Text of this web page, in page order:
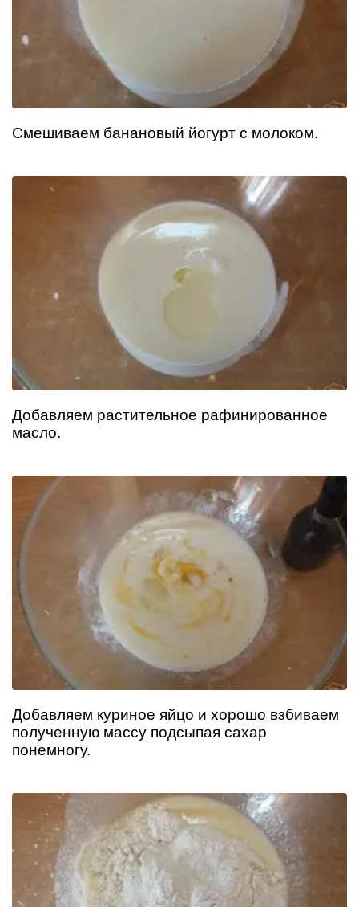
Смешиваем банановый йогурт с молоком.
Добавляем растительное рафинированное
масло.
Добавляем куриное яйцо и хорошо взбиваем
полученную массу подсыпая сахар
понемногу.